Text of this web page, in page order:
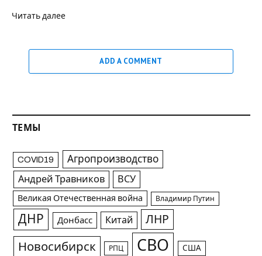
Читать далее
ADD A COMMENT
ТЕМЫ
COVID19 Агропроизводство
Андрей Травников ВСУ
Великая Отечественная война Владимир Путин
ДНР Донбасс Китай ЛНР
Новосибирск РПЦ СВО США